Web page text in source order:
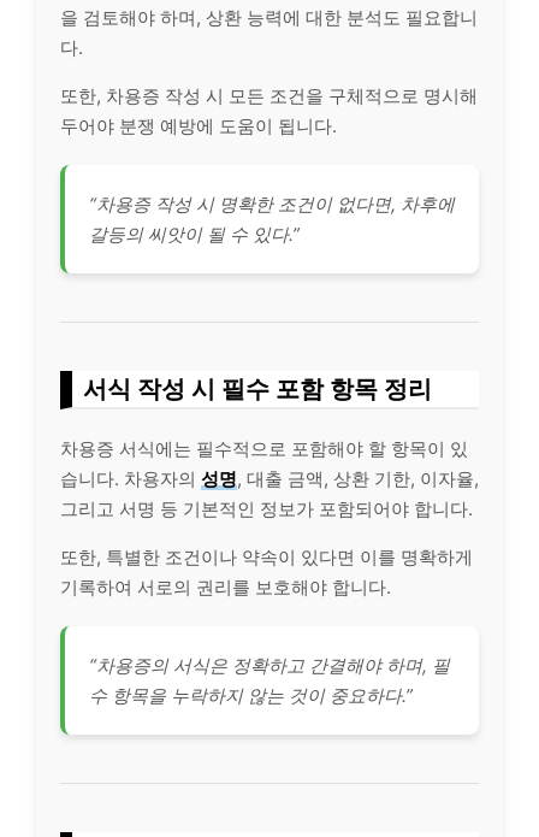
을 검토해야 하며, 상환 능력에 대한 분석도 필요합니
다.
또한, 차용증 작성 시 모든 조건을 구체적으로 명시해
두어야 분쟁 예방에 도움이 됩니다.
“차용증 작성 시 명확한 조건이 없다면, 차후에
갈등의 씨앗이 될 수 있다.”
서식 작성 시 필수 포함 항목 정리
차용증 서식에는 필수적으로 포함해야 할 항목이 있
습니다. 차용자의 성명, 대출 금액, 상환 기한, 이자율,
그리고 서명 등 기본적인 정보가 포함되어야 합니다.
또한, 특별한 조건이나 약속이 있다면 이를 명확하게
기록하여 서로의 권리를 보호해야 합니다.
“차용증의 서식은 정확하고 간결해야 하며, 필
수 항목을 누락하지 않는 것이 중요하다.”